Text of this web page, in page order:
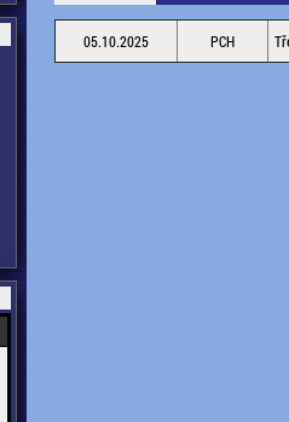
05.10.2025 PCH